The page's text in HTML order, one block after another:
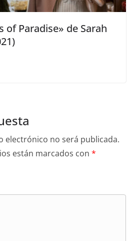
of Paradise» de Sarah
electrónico no será publicada.
están marcados con *